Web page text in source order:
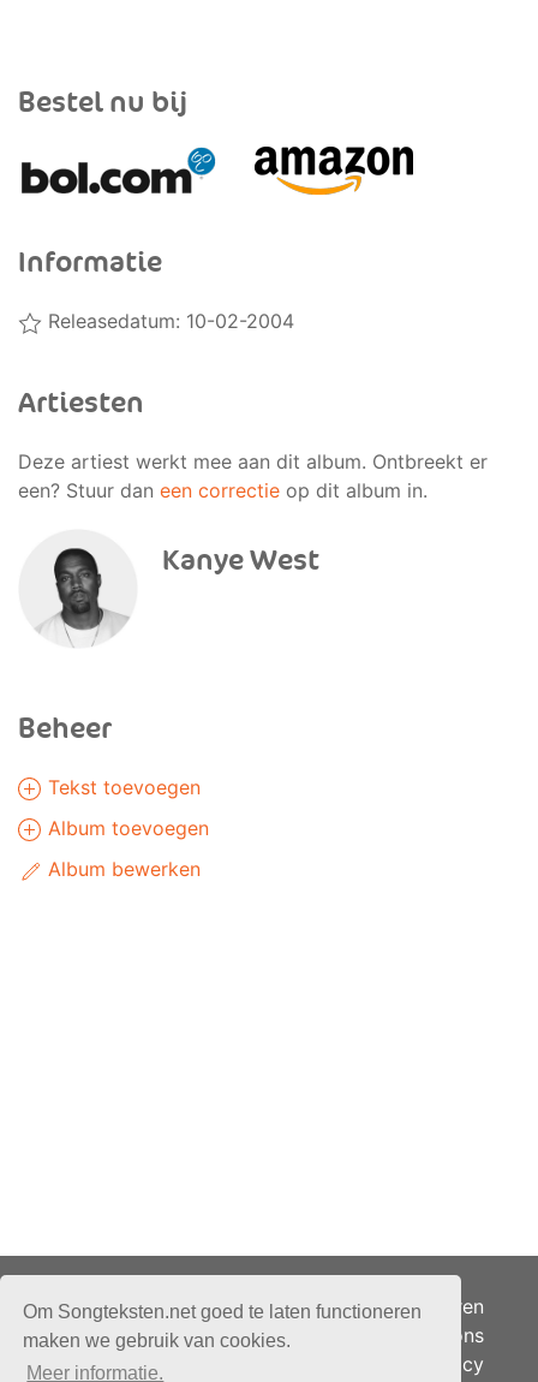
Om Songteksten.net goed te laten functioneren
maken we gebruik van cookies.
Meer informatie.
Bestel nu bij
Informatie
Releasedatum: 10-02-2004
Artiesten
Deze artiest werkt mee aan dit album. Ontbreekt er
een? Stuur dan een correctie op dit album in.
Kanye West
Beheer
Tekst toevoegen
Album toevoegen
Album bewerken
Adverteren
Over ons
Je privacy